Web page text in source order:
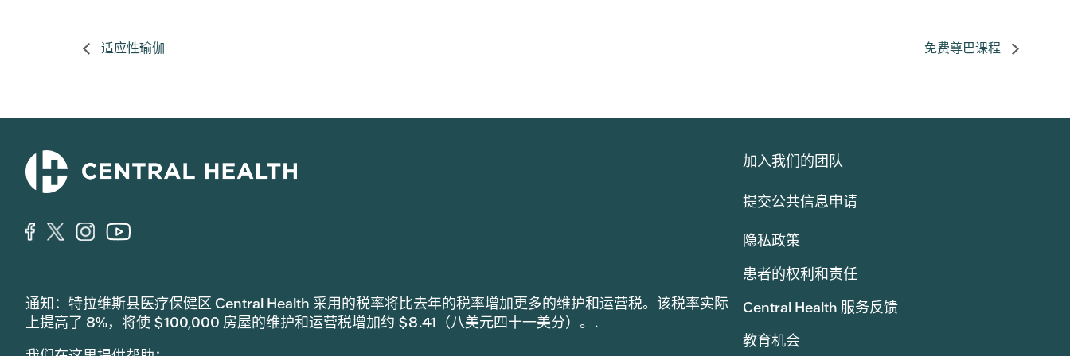
适应性瑜伽 免费尊巴课程
通知：特拉维斯县医疗保健区 Central Health 采用的税率将比去年的税率增加更多的维护和运营税。该税率实际
上提高了 8%，将使 $100,000 房屋的维护和运营税增加约 $8.41（八美元四十一美分）。.
加入我们的团队
提交公共信息申请
隐私政策
患者的权利和责任
Central Health 服务反馈
教育机会